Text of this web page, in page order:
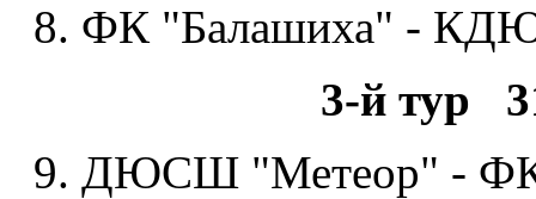
8. ФК "Балашиха" -
3-й тур
9. ДЮСШ "Метеор" - ФК